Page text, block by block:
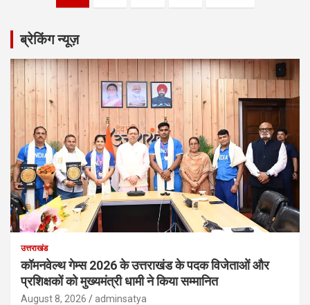
pagination
ब्रेकिंग न्यूज़
उत्तराखंड
कॉमनवेल्थ गेम्स 2026 के उत्तराखंड के पदक विजेताओं और
प्रशिक्षकों को मुख्यमंत्री धामी ने किया सम्मानित
August 8, 2026 adminsatya